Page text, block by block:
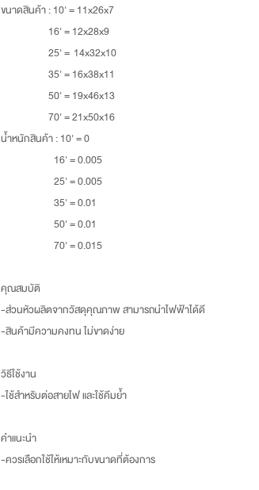
ขนาดสินค้า: 10' = 11x26x7
16' = 12x28x9
25' = 14x32x10
35' = 16x38x11
50' = 19x46x13
70' = 21x50x16
น้ำหนักสินค้า: 10' = 0
16' = 0.005
25' = 0.005
35' = 0.01
50' = 0.01
70' = 0.015
คุณสมบัติ
-ส่วนหัวผลิตจากวัสดุคุณภาพ สามารถนำไฟฟ้าได้ดี
-สินค้ามีความคงทน ไม่ขาดง่าย
วิธีใช้งาน
-ใช้สำหรับต่อสายไฟ และใช้คีมย้ำ
คำแนะนำ
-ควรเลือกใช้ให้เหมาะกับขนาดที่ต้องการ